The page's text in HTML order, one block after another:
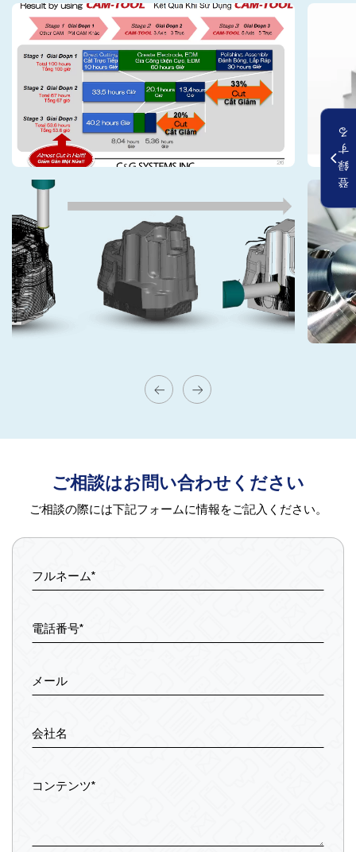
ご相談はお問い合わせください
ご相談の際には下記フォームに情報をご記入ください。
フルネーム*
電話番号*
メール
会社名
コンテンツ*
登
録
す
る